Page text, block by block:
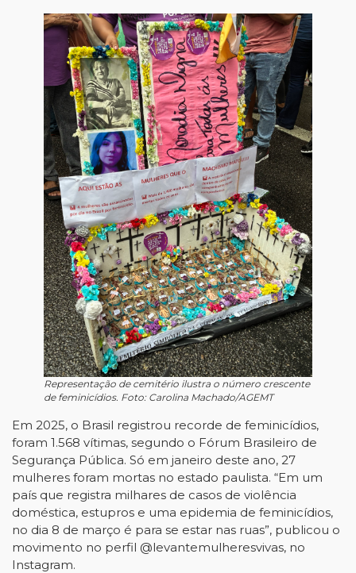
Representação de cemitério ilustra o número crescente
de feminicídios. Foto: Carolina Machado/AGEMT
Em 2025, o Brasil registrou recorde de feminicídios,
foram 1.568 vítimas, segundo o Fórum Brasileiro de
Segurança Pública. Só em janeiro deste ano, 27
mulheres foram mortas no estado paulista. “Em um
país que registra milhares de casos de violência
doméstica, estupros e uma epidemia de feminicídios,
no dia 8 de março é para se estar nas ruas”, publicou o
movimento no perfil @levantemulheresvivas, no
Instagram.